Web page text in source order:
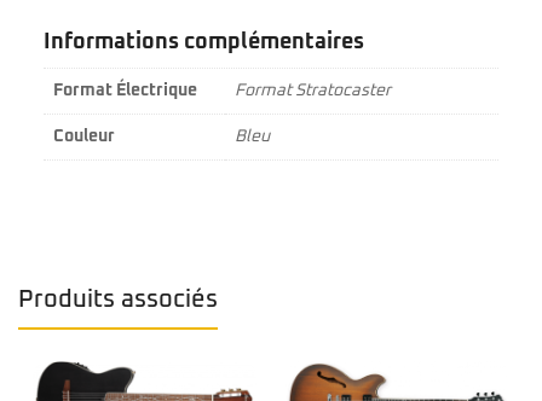
Informations complémentaires
Format Électrique Format Stratocaster
Couleur Bleu
Produits associés